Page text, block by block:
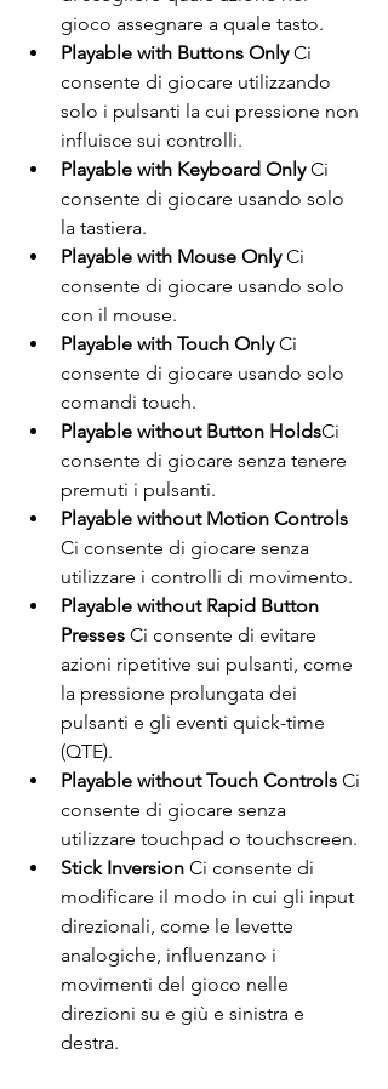
gioco assegnare a quale tasto.
Playable with Buttons Only Ci
consente di giocare utilizzando
solo i pulsanti la cui pressione non
influisce sui controlli.
Playable with Keyboard Only Ci
consente di giocare usando solo
la tastiera.
Playable with Mouse Only Ci
consente di giocare usando solo
con il mouse.
Playable with Touch Only Ci
consente di giocare usando solo
comandi touch.
Playable without Button HoldsCi
consente di giocare senza tenere
premuti i pulsanti.
Playable without Motion Controls
Ci consente di giocare senza
utilizzare i controlli di movimento.
Playable without Rapid Button
Presses Ci consente di evitare
azioni ripetitive sui pulsanti, come
la pressione prolungata dei
pulsanti e gli eventi quick-time
(QTE).
Playable without Touch Controls Ci
consente di giocare senza
utilizzare touchpad o touchscreen.
Stick Inversion Ci consente di
modificare il modo in cui gli input
direzionali, come le levette
analogiche, influenzano i
movimenti del gioco nelle
direzioni su e giù e sinistra e
destra.